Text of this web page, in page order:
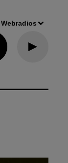
Webradios